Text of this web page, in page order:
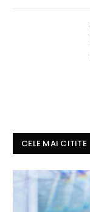
CELE MAI CITITE